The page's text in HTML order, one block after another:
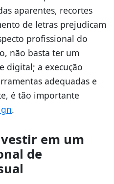
aparentes, recortes
de letras prejudicam
profissional do
não basta ter um
digital; a execução
adequadas e
é tão importante
.
em um
de